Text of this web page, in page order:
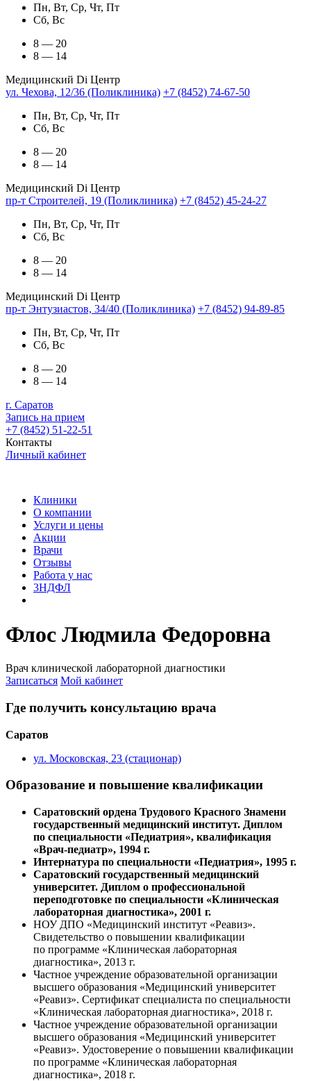
Пн, Вт, Ср, Чт, Пт
Сб, Вс
8 — 20
8 — 14
Медицинский Di Центр
ул. Чехова, 12/36 (Поликлиника) +7 (8452) 74-67-50
Пн, Вт, Ср, Чт, Пт
Сб, Вс
8 — 20
8 — 14
Медицинский Di Центр
пр-т Строителей, 19 (Поликлиника) +7 (8452) 45-24-27
Пн, Вт, Ср, Чт, Пт
Сб, Вс
8 — 20
8 — 14
Медицинский Di Центр
пр-т Энтузиастов, 34/40 (Поликлиника) +7 (8452) 94-89-85
Пн, Вт, Ср, Чт, Пт
Сб, Вс
8 — 20
8 — 14
г. Саратов
Запись на прием
+7 (8452) 51-22-51
Контакты
Личный кабинет
Клиники
О компании
Услуги и цены
Акции
Врачи
Отзывы
Работа у нас
3НДФЛ
Флос Людмила Федоровна
Врач клинической лабораторной диагностики
Записаться Мой кабинет
Где получить консультацию врача
Саратов
ул. Московская, 23 (стационар)
Образование и повышение квалификации
Саратовский ордена Трудового Красного Знамени
государственный медицинский институт. Диплом
по специальности «Педиатрия», квалификация
«Врач-педиатр», 1994 г.
Интернатура по специальности «Педиатрия», 1995 г.
Саратовский государственный медицинский
университет. Диплом о профессиональной
переподготовке по специальности «Клиническая
лабораторная диагностика», 2001 г.
НОУ ДПО «Медицинский институт «Реавиз».
Свидетельство о повышении квалификации
по программе «Клиническая лабораторная
диагностика», 2013 г.
Частное учреждение образовательной организации
высшего образования «Медицинский университет
«Реавиз». Сертификат специалиста по специальности
«Клиническая лабораторная диагностика», 2018 г.
Частное учреждение образовательной организации
высшего образования «Медицинский университет
«Реавиз». Удостоверение о повышении квалификации
по программе «Клиническая лабораторная
диагностика», 2018 г.